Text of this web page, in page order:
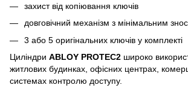
захист від копіювання ключів
довговічний механізм з мінімальним
3 або 5 оригінальних ключів у комплекті
Циліндри ABLOY PROTEC2 широко
житлових будинках, офісних центрах,
системах контролю доступу.